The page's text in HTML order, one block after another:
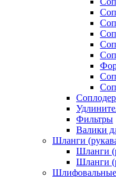
Фильтры
Валики
Шланги
Шланги
Шланги